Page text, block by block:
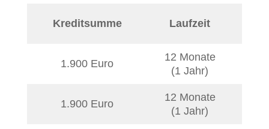
Kreditsumme Laufzeit
1.900 Euro
12 Monate
(1 Jahr)
1.900 Euro
12 Monate
(1 Jahr)